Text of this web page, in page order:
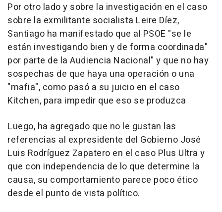
Por otro lado y sobre la investigación en el caso
sobre la exmilitante socialista Leire Díez,
Santiago ha manifestado que al PSOE "se le
están investigando bien y de forma coordinada"
por parte de la Audiencia Nacional" y que no hay
sospechas de que haya una operación o una
"mafia", como pasó a su juicio en el caso
Kitchen, para impedir que eso se produzca
Luego, ha agregado que no le gustan las
referencias al expresidente del Gobierno José
Luis Rodríguez Zapatero en el caso Plus Ultra y
que con independencia de lo que determine la
causa, su comportamiento parece poco ético
desde el punto de vista político.